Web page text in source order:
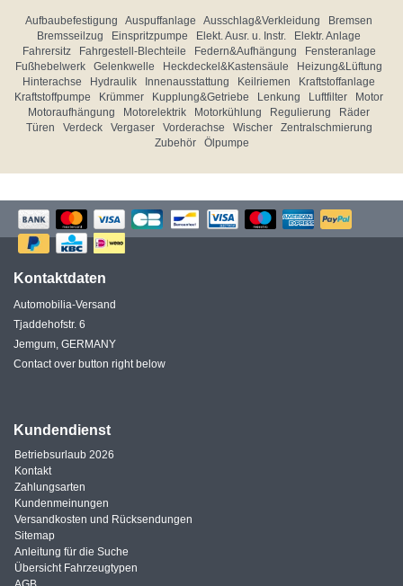
Aufbaubefestigung Auspuffanlage Ausschlag&Verkleidung
Bremsen
Bremsseilzug
Einspritzpumpe Elekt. Ausr. u. Instr.
Elektr. Anlage
Fahrersitz
Fahrgestell-Blechteile Federn&Aufhängung
Fensteranlage
Fußhebelwerk
Gelenkwelle Heckdeckel&Kastensäule
Heizung&Lüftung
Hinterachse
Hydraulik Innenausstattung Keilriemen
Kraftstoffanlage
Kraftstoffpumpe
Krümmer Kupplung&Getriebe Lenkung Luftfilter
Motor
Motoraufhängung
Motorelektrik Motorkühlung Regulierung
Räder
Türen
Verdeck Vergaser Vorderachse Wischer
Zentralschmierung
Zubehör
Ölpumpe
Kontaktdaten
Automobilia-Versand
Tjaddehofstr. 6
Jemgum, GERMANY
Contact over button right below
Kundendienst
Betriebsurlaub 2026
Kontakt
Zahlungsarten
Kundenmeinungen
Versandkosten und Rücksendungen
Sitemap
Anleitung für die Suche
Übersicht Fahrzeugtypen